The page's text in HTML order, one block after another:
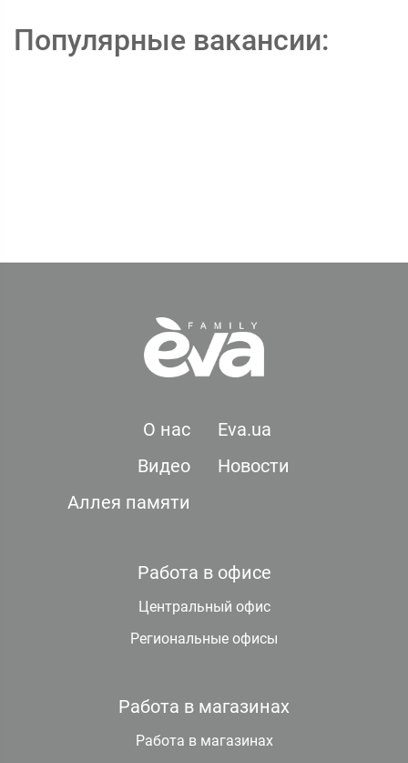
Популярные вакансии:
О нас
Eva.ua
Видео
Новости
Аллея памяти
Работа в офисе
Центральный офис
Региональные офисы
Работа в магазинах
Работа в магазинах